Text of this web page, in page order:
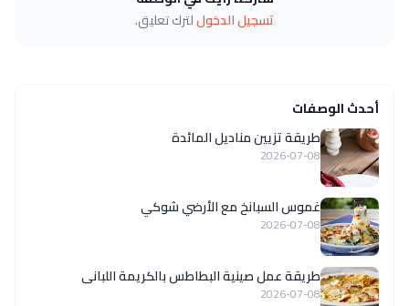
تسجيل الدخوللترك تعليق.
أحدث الوصفات
طريقة تزيين مناديل المائدة
2026-07-08
غموس السبانخ مع الأرضي شوكي
2026-07-08
طريقة عمل صينية البطاطس بالكريمة اللبانى
2026-07-08